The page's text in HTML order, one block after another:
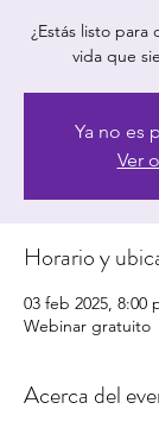
¿Estás listo para
vida que
Ya no es
Ver
Horario y
03 feb 2025, 8:00
Webinar gratuito
Acerca del